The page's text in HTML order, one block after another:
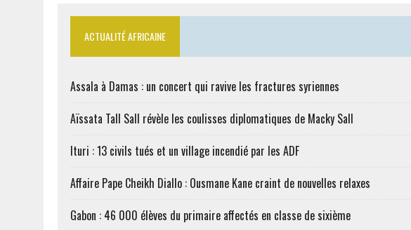
ACTUALITÉ AFRICAINE
Assala à Damas : un concert qui ravive les fractures syriennes
Aïssata Tall Sall révèle les coulisses diplomatiques de Macky Sall
Ituri : 13 civils tués et un village incendié par les ADF
Affaire Pape Cheikh Diallo : Ousmane Kane craint de nouvelles relaxes
Gabon : 46 000 élèves du primaire affectés en classe de sixième